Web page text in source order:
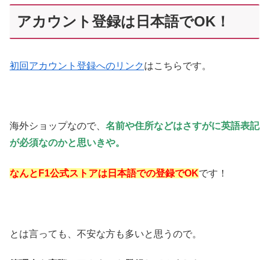
アカウント登録は日本語でOK！
初回アカウント登録へのリンクはこちらです。
海外ショップなので、 名前や住所などはさすがに英語表記
が必須なのかと思いきや。
なんとF1公式ストアは日本語での登録でOKです！
とは言っても、不安な方も多いと思うので。